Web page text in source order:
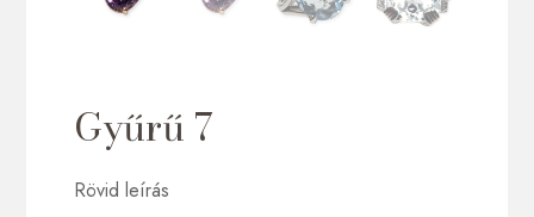
Gyűrű 7
Rövid leírás